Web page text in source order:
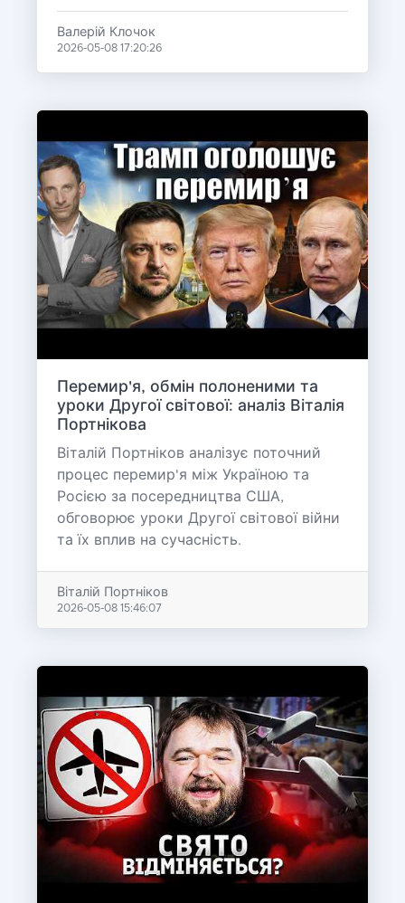
Валерій Клочок
2026-05-08 17:20:26
Перемир'я, обмін полоненими та
уроки Другої світової: аналіз Віталія
Портнікова
Віталій Портніков аналізує поточний
процес перемир'я між Україною та
Росією за посередництва США,
обговорює уроки Другої світової війни
та їх вплив на сучасність.
Віталій Портніков
2026-05-08 15:46:07